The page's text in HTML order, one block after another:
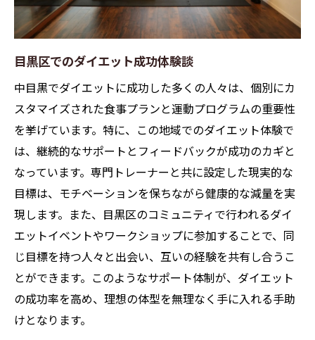
目黒区でのダイエット成功体験談
中目黒でダイエットに成功した多くの人々は、個別にカ
スタマイズされた食事プランと運動プログラムの重要性
を挙げています。特に、この地域でのダイエット体験で
は、継続的なサポートとフィードバックが成功のカギと
なっています。専門トレーナーと共に設定した現実的な
目標は、モチベーションを保ちながら健康的な減量を実
現します。また、目黒区のコミュニティで行われるダイ
エットイベントやワークショップに参加することで、同
じ目標を持つ人々と出会い、互いの経験を共有し合うこ
とができます。このようなサポート体制が、ダイエット
の成功率を高め、理想の体型を無理なく手に入れる手助
けとなります。